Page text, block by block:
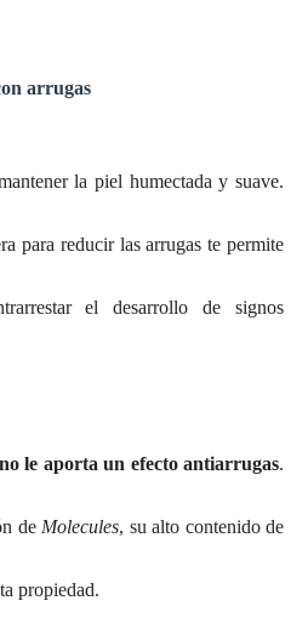
arrugas
la piel humectada y suave.
para reducir las arrugas te permite
el desarrollo de signos
le aporta un efecto antiarrugas.
de Molecules, su alto contenido de
propiedad.